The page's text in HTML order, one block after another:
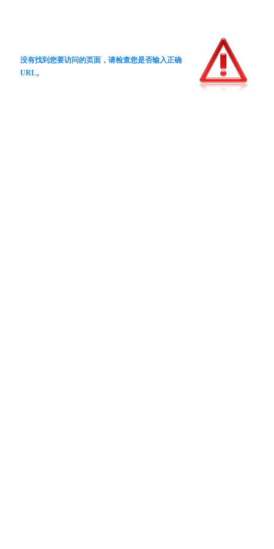
没有找到您要访问的页面，请检查您是否输入正确
URL。